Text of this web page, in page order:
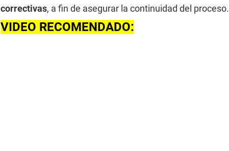
correctivas, a fin de asegurar la continuidad del proceso.
VIDEO RECOMENDADO: